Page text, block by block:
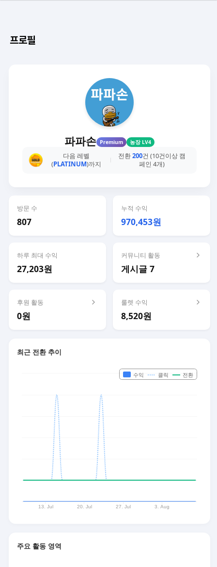
프로필
파파손 Premium 농장 LV4
다음 레벨
(PLATINUM)까지
전환200건 (10건이상 캠
페인 4개)
방문 수
807
누적 수익
970,453원
하루 최대 수익
27,203원
커뮤니티 활동
게시글 7
후원 활동
0원
룰렛 수익
8,520원
최근 전환 추이
주요 활동 영역